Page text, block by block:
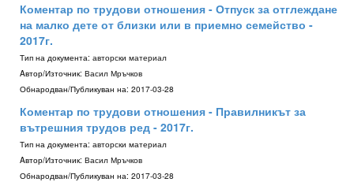
Коментар по трудови отношения - Отпуск за отглеждане
на малко дете от близки или в приемно семейство -
2017г.
Тип на документа: авторски материал
Aвтор/Източник: Васил Мръчков
Обнародван/Публикуван на: 2017-03-28
Коментар по трудови отношения - Правилникът за
вътрешния трудов ред - 2017г.
Тип на документа: авторски материал
Aвтор/Източник: Васил Мръчков
Обнародван/Публикуван на: 2017-03-28